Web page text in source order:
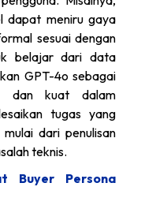
dapat meniru gaya
sesuai dengan
belajar dari data
GPT-4o sebagai
dan kuat dalam
tugas yang
dari penulisan
teknis.
Buyer Persona